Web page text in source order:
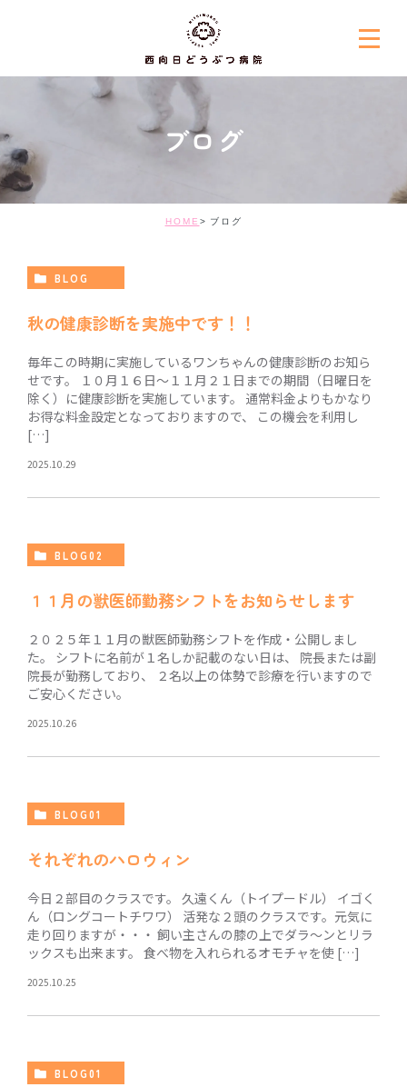
ブログ
HOME ブログ
BLOG
秋の健康診断を実施中です！！
毎年この時期に実施しているワンちゃんの健康診断のお知ら
せです。 １０月１６日～１１月２１日までの期間（日曜日を
除く）に健康診断を実施しています。 通常料金よりもかなり
お得な料金設定となっておりますので、 この機会を利用し
[…]
2025.10.29
BLOG02
１１月の獣医師勤務シフトをお知らせします
２０２５年１１月の獣医師勤務シフトを作成・公開しまし
た。 シフトに名前が１名しか記載のない日は、 院長または副
院長が勤務しており、 ２名以上の体勢で診療を行いますので
ご安心ください。
2025.10.26
BLOG01
それぞれのハロウィン
今日２部目のクラスです。 久遠くん（トイプードル） イゴく
ん（ロングコートチワワ） 活発な２頭のクラスです。元気に
走り回りますが・・・ 飼い主さんの膝の上でダラ～ンとリラ
ックスも出来ます。 食べ物を入れられるオモチャを使 […]
2025.10.25
BLOG01